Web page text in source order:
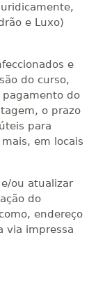
e Luxo)
e
do curso,
do
o prazo
para
em locais
ou atualizar
do
endereço
via impressa